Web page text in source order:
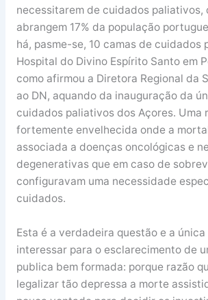
necessitarem de cuidados paliativos,
abrangem 17% da população
há, pasme-se, 10 camas de cuidados
Hospital do Divino Espírito Santo em
como afirmou a Diretora Regional da
ao DN, aquando da inauguração da
cuidados paliativos dos Açores. Uma
fortemente envelhecida onde a
associada a doenças oncológicas e
degenerativas que em caso de
configuravam uma necessidade
cuidados.
Esta é a verdadeira questão e a
interessar para o esclarecimento de
publica bem formada: porque razão
legalizar tão depressa a morte